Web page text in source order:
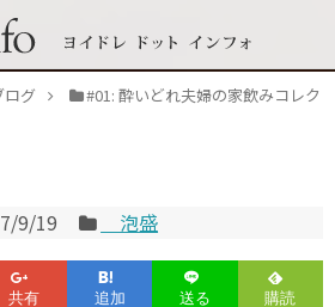
グ
#01: 酔いどれ夫婦の家飲みコレク
9/19 泡盛